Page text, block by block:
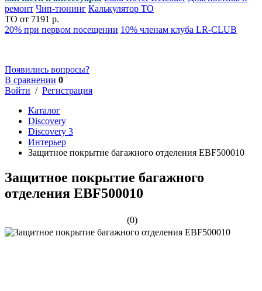
ремонт Чип-тюнинг Калькулятор ТО
ТО от 7191 р.
20% при первом посещении 10% членам клуба LR-CLUB
Появились вопросы?
В сравнении 0
Войти / Регистрация
Каталог
Discovery
Discovery 3
Интерьер
Защитное покрытие багажного отделения EBF500010
Защитное покрытие багажного
отделения EBF500010
(0)